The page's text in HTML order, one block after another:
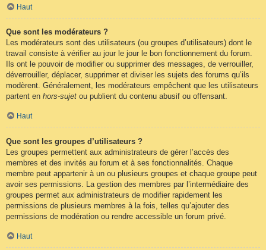
Haut
Que sont les modérateurs ?
Les modérateurs sont des utilisateurs (ou groupes d’utilisateurs) dont le
travail consiste à vérifier au jour le jour le bon fonctionnement du forum.
Ils ont le pouvoir de modifier ou supprimer des messages, de verrouiller,
déverrouiller, déplacer, supprimer et diviser les sujets des forums qu’ils
modèrent. Généralement, les modérateurs empêchent que les utilisateurs
partent en hors-sujet ou publient du contenu abusif ou offensant.
Haut
Que sont les groupes d’utilisateurs ?
Les groupes permettent aux administrateurs de gérer l’accès des
membres et des invités au forum et à ses fonctionnalités. Chaque
membre peut appartenir à un ou plusieurs groupes et chaque groupe peut
avoir ses permissions. La gestion des membres par l’intermédiaire des
groupes permet aux administrateurs de modifier rapidement les
permissions de plusieurs membres à la fois, telles qu’ajouter des
permissions de modération ou rendre accessible un forum privé.
Haut